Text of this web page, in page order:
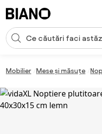
Introducerea căutării
Mobilier Mese și măsuțe